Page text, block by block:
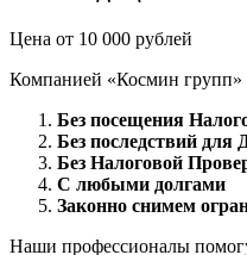
Цена от 10 000 рублей
Компанией «Космин групп»
Без посещения
Без последствий для
Без Налоговой
С любыми долгами
Законно снимем
Наши профессионалы